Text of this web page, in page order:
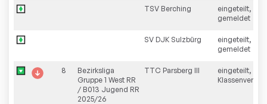
TSV Berching
eingeteilt, neu
gemeldet
SV DJK Sulzbürg
eingeteilt, neu
gemeldet
8
Bezirksliga
Gruppe 1 West RR
/ B013 Jugend RR
2025/26
TTC Parsberg III
eingeteilt,